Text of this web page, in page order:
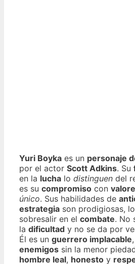
Yuri Boyka es un personaje
por el actor Scott Adkins. Su
en la lucha lo distinguen del
es su compromiso con
único. Sus habilidades de
estrategia son prodigiosas,
sobresalir en el combate. No
la dificultad y no se da por
Él es un guerrero implacable
enemigos sin la menor
hombre leal, honesto y